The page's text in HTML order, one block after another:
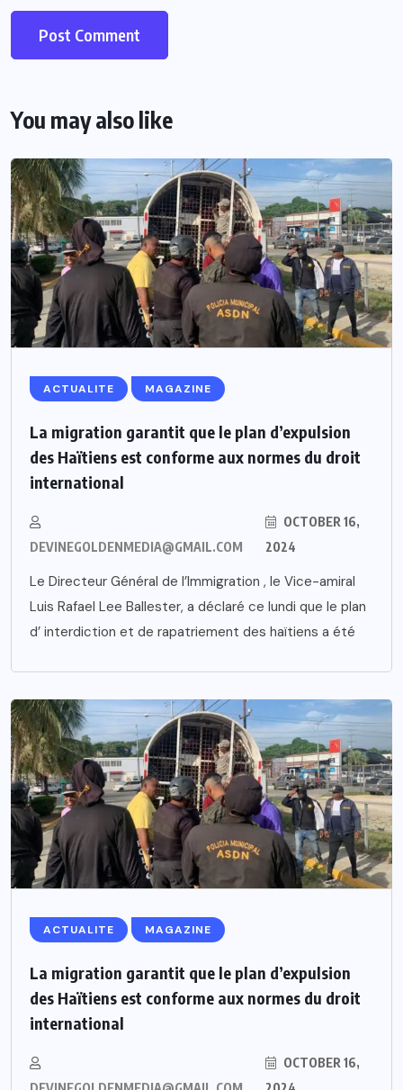
You may also like
ACTUALITE MAGAZINE
La migration garantit que le plan d’expulsion
des Haïtiens est conforme aux normes du droit
international
DEVINEGOLDENMEDIA@GMAIL.COM
OCTOBER 16,
2024
Le Directeur Général de l’Immigration , le Vice-amiral
Luis Rafael Lee Ballester, a déclaré ce lundi que le plan
d’ interdiction et de rapatriement des haïtiens a été
ACTUALITE MAGAZINE
La migration garantit que le plan d’expulsion
des Haïtiens est conforme aux normes du droit
international
OCTOBER 16,